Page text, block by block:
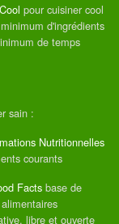
pour cuisiner cool
d'ingrédients
de temps
sain :
Nutritionnelles
courants
Facts base de
libre et ouverte